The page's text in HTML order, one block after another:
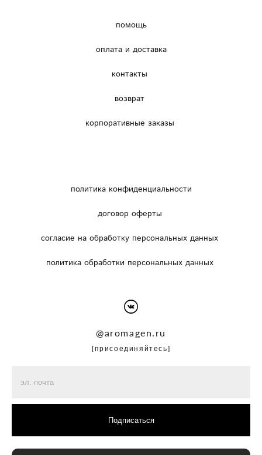
помощь
оплата и доставка
контакты
возврат
корпоративные заказы
политика конфиденциальности
договор оферты
согласие на обработку персональных данных
политика обработки персональных данных
@aromagen.ru
[присоединяйтесь]
Подписаться